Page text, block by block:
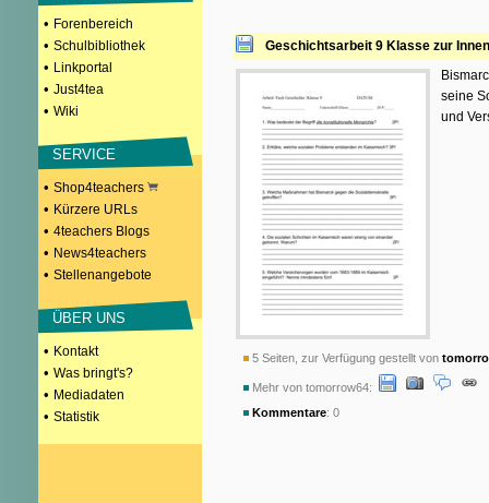
• Forenbereich
• Schulbibliothek
• Linkportal
• Just4tea
• Wiki
SERVICE
• Shop4teachers
• Kürzere URLs
• 4teachers Blogs
• News4teachers
• Stellenangebote
ÜBER UNS
• Kontakt
• Was bringt's?
• Mediadaten
• Statistik
Geschichtsarbeit 9 Klasse zur
seine
und
5 Seiten, zur Verfügung gestellt von
Mehr von tomorrow64:
Kommentare: 0